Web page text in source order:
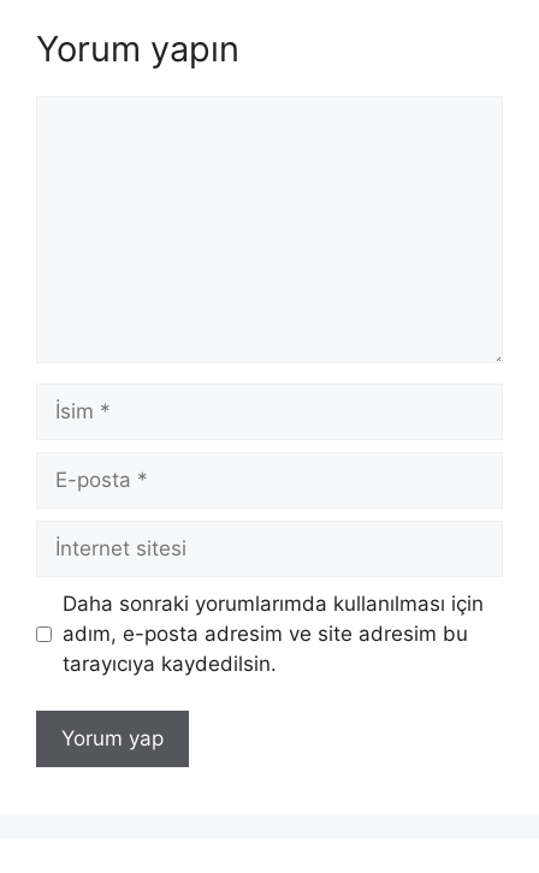
Yorum yapın
İsim
posta
İnternet
Daha sonraki yorumlarımda kullanılması için
adım, e-posta adresim ve site adresim bu
tarayıcıya kaydedilsin.